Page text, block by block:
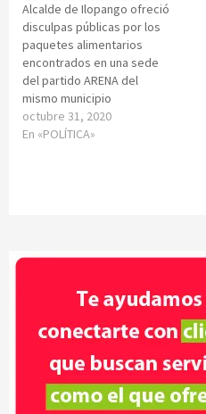
Alcalde de Ilopango ofreció
disculpas públicas por los
paquetes alimentarios
encontrados en una sede
del partido ARENA del
mismo municipio
octubre 31, 2020
En «POLÍTICA»